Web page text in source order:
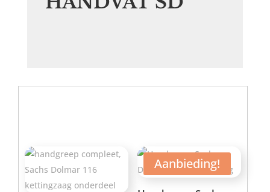
Aanbieding!